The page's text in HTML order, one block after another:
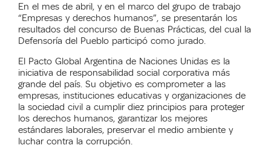
En el mes de abril, y en el marco del grupo de trabajo
“Empresas y derechos humanos”, se presentarán los
resultados del concurso de Buenas Prácticas, del cual la
Defensoría del Pueblo participó como jurado.
El Pacto Global Argentina de Naciones Unidas es la
iniciativa de responsabilidad social corporativa más
grande del país. Su objetivo es comprometer a las
empresas, instituciones educativas y organizaciones de
la sociedad civil a cumplir diez principios para proteger
los derechos humanos, garantizar los mejores
estándares laborales, preservar el medio ambiente y
luchar contra la corrupción.